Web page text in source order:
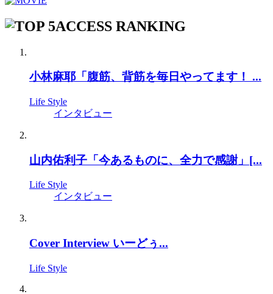
ACCESS RANKING
小林麻耶「腹筋、背筋を毎日やってます！ ...
Life Style
インタビュー
山内佑利子「今あるものに、全力で感謝」[...
Life Style
インタビュー
Cover Interview いーどぅ...
Life Style